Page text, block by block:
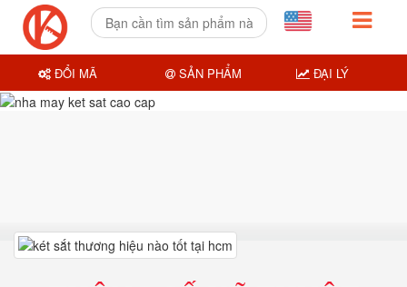
ĐỔI MÃ SẢN PHẨM ĐẠI LÝ